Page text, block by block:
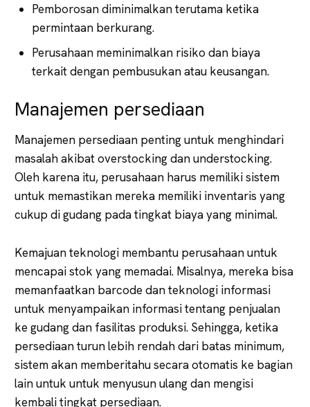
Pemborosan diminimalkan terutama ketika
permintaan berkurang.
Perusahaan meminimalkan risiko dan biaya
terkait dengan pembusukan atau keusangan.
Manajemen persediaan
Manajemen persediaan penting untuk menghindari
masalah akibat overstocking dan understocking.
Oleh karena itu, perusahaan harus memiliki sistem
untuk memastikan mereka memiliki inventaris yang
cukup di gudang pada tingkat biaya yang minimal.
Kemajuan teknologi membantu perusahaan untuk
mencapai stok yang memadai. Misalnya, mereka bisa
memanfaatkan barcode dan teknologi informasi
untuk menyampaikan informasi tentang penjualan
ke gudang dan fasilitas produksi. Sehingga, ketika
persediaan turun lebih rendah dari batas minimum,
sistem akan memberitahu secara otomatis ke bagian
lain untuk untuk menyusun ulang dan mengisi
kembali tingkat persediaan.